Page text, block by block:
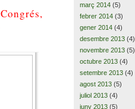
Congrés,
març 2014 (5)
febrer 2014 (3)
gener 2014 (4)
desembre 2013 (4)
novembre 2013 (5)
octubre 2013 (4)
setembre 2013 (4)
agost 2013 (5)
juliol 2013 (4)
juny 2013 (5)